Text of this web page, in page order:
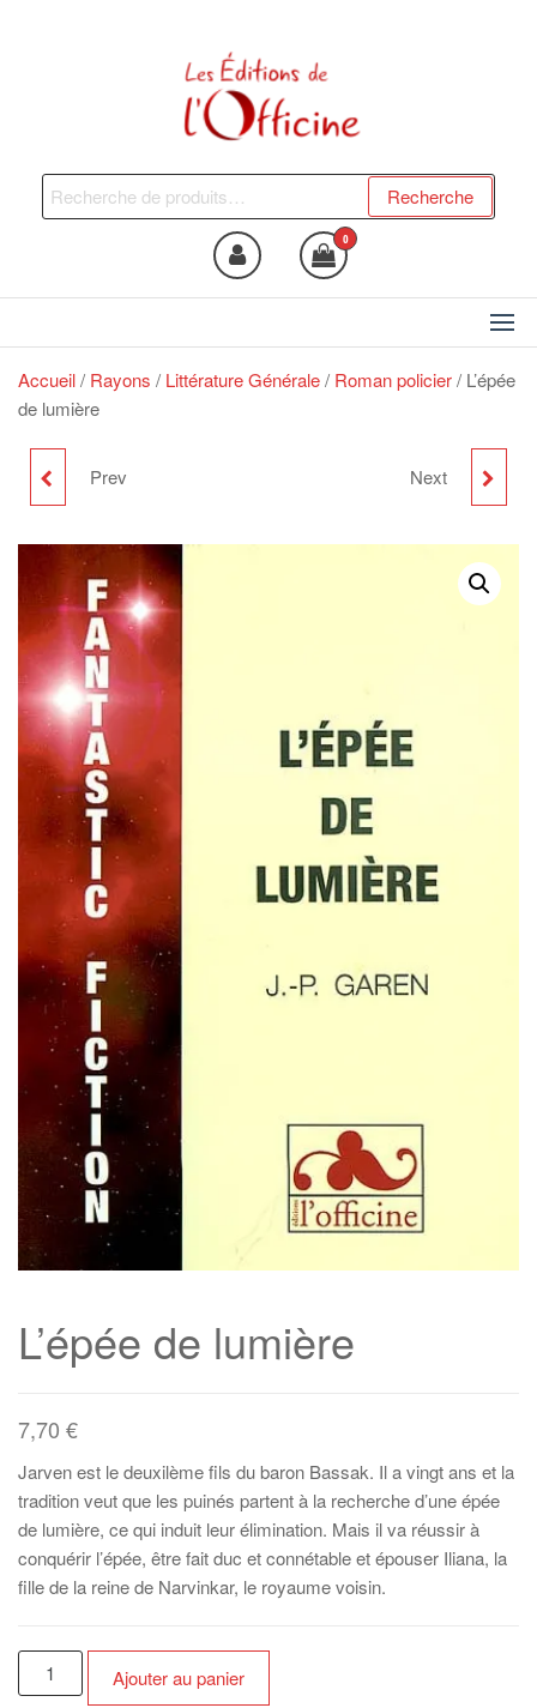
Les Editions de l'Officine
du bien !
Recherche
pour :
Recherche
0
Accueil/ Rayons / Littérature Générale/ Roman policier/ L’épée
de lumière
MÉTROPOLES DU
Prev HUBERT LATHAM, UN
Next
L’épée de lumière
7,70 €
Jarven est le deuxilème fils du baron Bassak. Il a vingt ans et la
tradition veut que les puinés partent à la recherche d’une épée
de lumière, ce qui induit leur élimination. Mais il va réussir à
conquérir l’épée, être fait duc et connétable et épouser Iliana, la
fille de la reine de Narvinkar, le royaume voisin.
quantité
de
Ajouter au panier